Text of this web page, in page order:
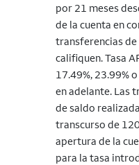
por 21 meses
de la cuenta en
transferencias
califiquen. Tasa
17.49%, 23.99%
en adelante. Las
de saldo
transcurso de
apertura de la
para la tasa